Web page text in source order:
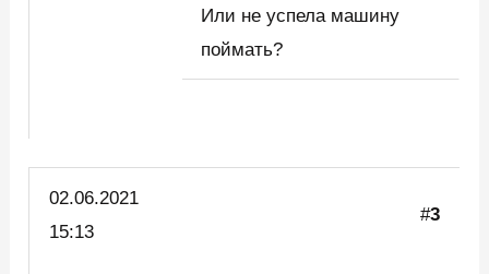
Или не успела машину
поймать?
02.06.2021
15:13
#3